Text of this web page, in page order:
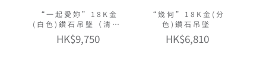
“一起愛妳”18K金
(白色)鑽石吊墜（清新
版）
HK$9,750
“幾何”18K金(分
色)鑽石吊墜
HK$6,810